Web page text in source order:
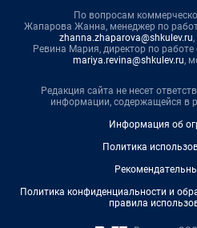
По вопросам
Жапарова Жанна, менеджер по
zhanna.zhaparova@shkulev.ru
Ревина Мария, директор по
mariya.revina@shkulev.ru,
Редакция сайта не несет
информации, содержащейся в
Информация об
Политика
Политика конфиденциальности и
правила